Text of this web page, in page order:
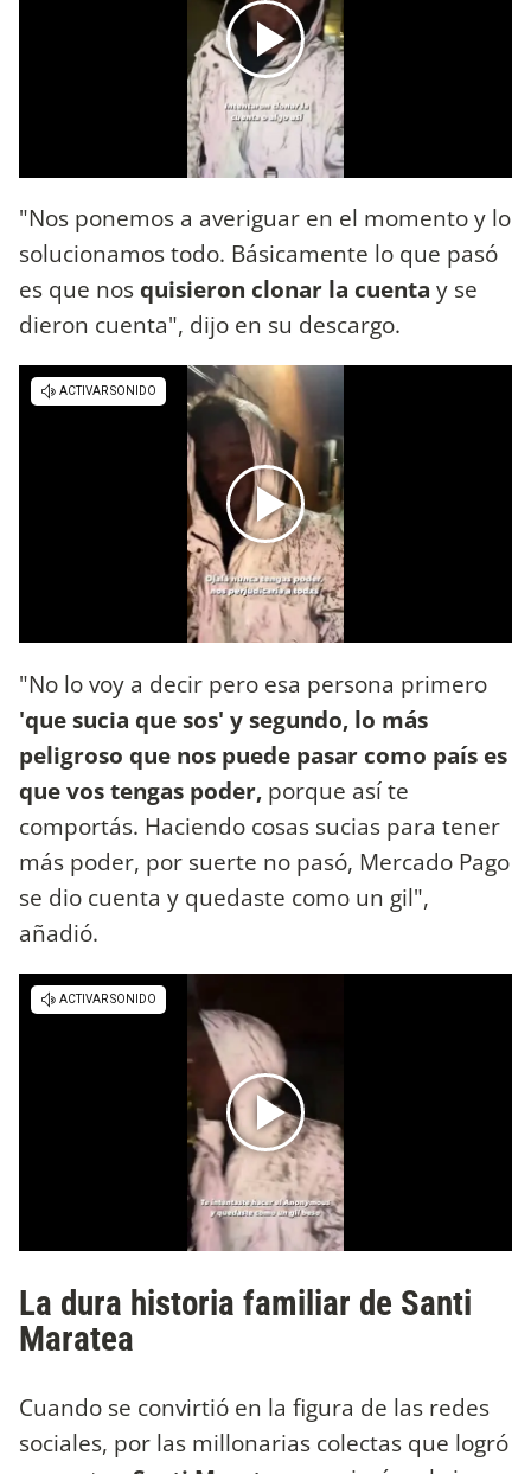
"Nos ponemos a averiguar en el momento y lo
solucionamos todo. Básicamente lo que pasó
es que nosquisieron clonar la cuenta y se
dieron cuenta", dijo en su descargo.
"No lo voy a decir pero esa persona primero
'que sucia que sos' y segundo, lo más
peligroso que nos puede pasar como país es
que vos tengas poder, porque así te
comportás. Haciendo cosas sucias para tener
más poder, por suerte no pasó, Mercado Pago
se dio cuenta y quedaste como un gil",
añadió.
La dura historia familiar de Santi
Maratea
Cuando se convirtió en la figura de las redes
sociales, por las millonarias colectas que logró